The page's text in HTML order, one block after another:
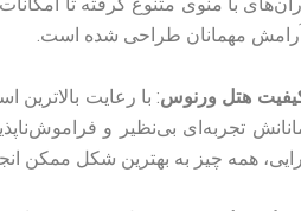
آرامش مهمانان طراحی شده است.
کیفیت هتل ورنوس: با رعایت
تجربه‌ای بی‌نظیر و
همه چیز به بهترین شکل ممکن